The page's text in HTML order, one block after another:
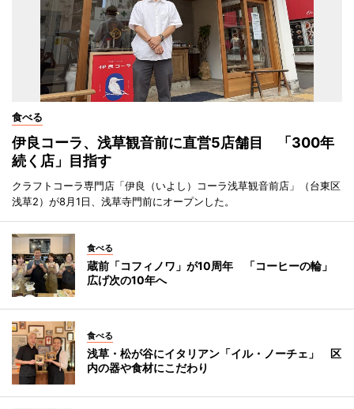
食べる
伊良コーラ、浅草観音前に直営5店舗目 「300年
続く店」目指す
クラフトコーラ専門店「伊良（いよし）コーラ浅草観音前店」（台東区
浅草2）が8月1日、浅草寺門前にオープンした。
食べる
蔵前「コフィノワ」が10周年 「コーヒーの輪」
広げ次の10年へ
食べる
浅草・松が谷にイタリアン「イル・ノーチェ」 区
内の器や食材にこだわり